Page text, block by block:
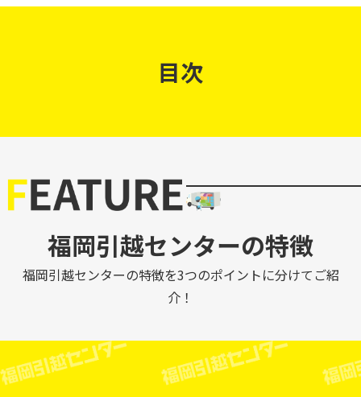
目次
福岡引越センターの特徴
福岡引越センターの特徴を3つのポイントに分けてご紹
介！